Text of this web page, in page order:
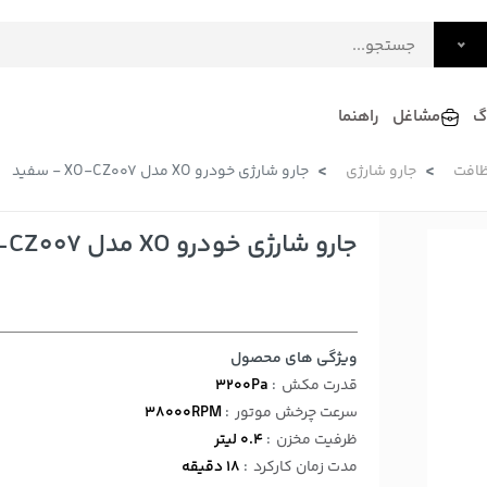
فرآورده های لبنی
دکوراسیون داخلی و تزئینی
سرو و پذیرایی
مشاغل راهنما
جارو شارژی جارو شارژی خودرو XO مدل XO-CZ007 - سفید
جارو شارژی خودرو XO مدل XO-CZ007 - سفید
ویژگی های محصول
قدرت مکش :
3200Pa
سرعت چرخش موتور :
38000RPM
ظرفیت مخزن :0.4 لیتر
مدت زمان کارکرد : 18 دقیقه